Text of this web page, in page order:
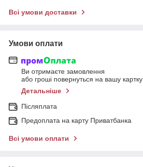
Всі умови доставки
Умови оплати
Ви отримаєте замовлення
або гроші повернуться на вашу картку
Детальніше
Післяплата
Предоплата на карту Приватбанка
Всі умови оплати